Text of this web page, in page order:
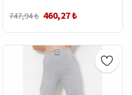
747,94 ₺ 460,27 ₺